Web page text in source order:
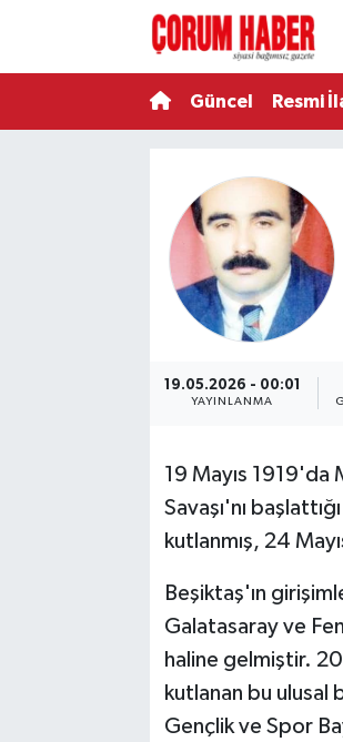
Güncel Resmi
19.05.2026 - 00:01
YAYINLANMA
19 Mayıs 1919'da
Savaşı'nı
kutlanmış, 24
Beşiktaş'ın
Galatasaray ve
haline gelmiştir.
kutlanan bu ulusal
Gençlik ve Spor
Çorum Namaz Vakitleri
Trafik Durumu
Süper Lig Puan Durumu ve Fikstür